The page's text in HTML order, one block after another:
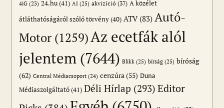
4iG (23) 24.hu(41) AI (25) akvizíció (37) A közélet
átláthatóságáról szóló törvény(40) ATV(83) Autó-
Motor (1259)Az ecetfák alól
jelentem (7644) Blikk (25) bírság (25) bíróság
(62) Central Médiacsoport (24) cenzúra(55) Duna
Médiaszolgáltató(41) Déli Hírlap (293) Editor